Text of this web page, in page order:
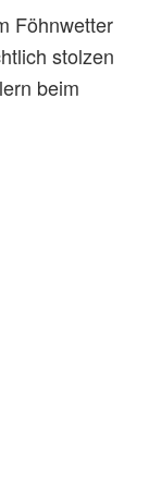
Föhnwetter
stolzen
beim